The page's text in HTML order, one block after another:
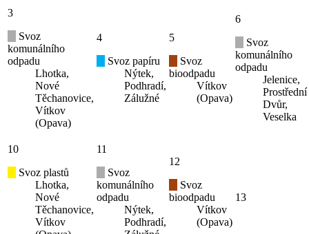
3
Svoz
komunálního
odpadu
Lhotka,
Nové
Těchanovice,
Vítkov
(Opava)
4
Svoz papíru
Nýtek,
Podhradí,
Zálužné
5
Svoz
bioodpadu
Vítkov
(Opava)
6
Svoz
komunálního
odpadu
Jelenice,
Prostřední
Dvůr,
Veselka
10
Svoz plastů
Lhotka,
Nové
Těchanovice,
Vítkov
11
Svoz
komunálního
odpadu
Nýtek,
Podhradí,
12
Svoz
bioodpadu
Vítkov
(Opava)
13